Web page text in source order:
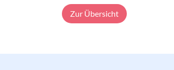
Zur Übersicht